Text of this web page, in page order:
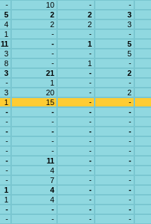
- 10 -
-
5 2 2
3
4 2 2
3
1 - -
-
11 - 1
5
3 - -
5
8 - 1
-
3 21 -
2
- 1 -
-
3 20 -
2
1 15 -
-
- - -
-
- - -
-
- - -
-
- - -
-
- - -
-
- 11 -
-
- 4 -
-
- 7 -
-
1 4 -
-
1 4 -
-
- - -
-
- - -
-